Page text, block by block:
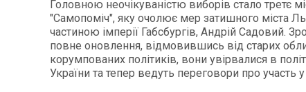
Головною неочікуваністю виборів стало третє
"Самопоміч", яку очолює мер затишного міста
частиною імперії Габсбургів, Андрій Садовий.
повне оновлення, відмовившись від старих
корумпованих політиків, вони увірвалися в
України та тепер ведуть переговори про участь у